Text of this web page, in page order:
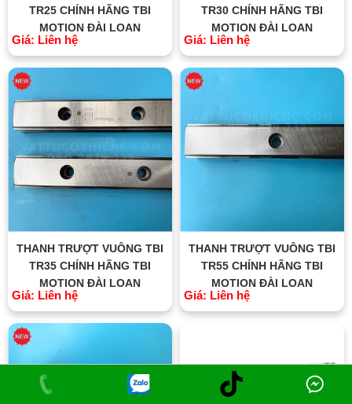
TR25 CHÍNH HÃNG TBI
MOTION ĐÀI LOAN
Giá: Liên hệ
TR30 CHÍNH HÃNG TBI
MOTION ĐÀI LOAN
Giá: Liên hệ
THANH TRƯỢT VUÔNG TBI
TR35 CHÍNH HÃNG TBI
MOTION ĐÀI LOAN
Giá: Liên hệ
THANH TRƯỢT VUÔNG TBI
TR55 CHÍNH HÃNG TBI
MOTION ĐÀI LOAN
Giá: Liên hệ